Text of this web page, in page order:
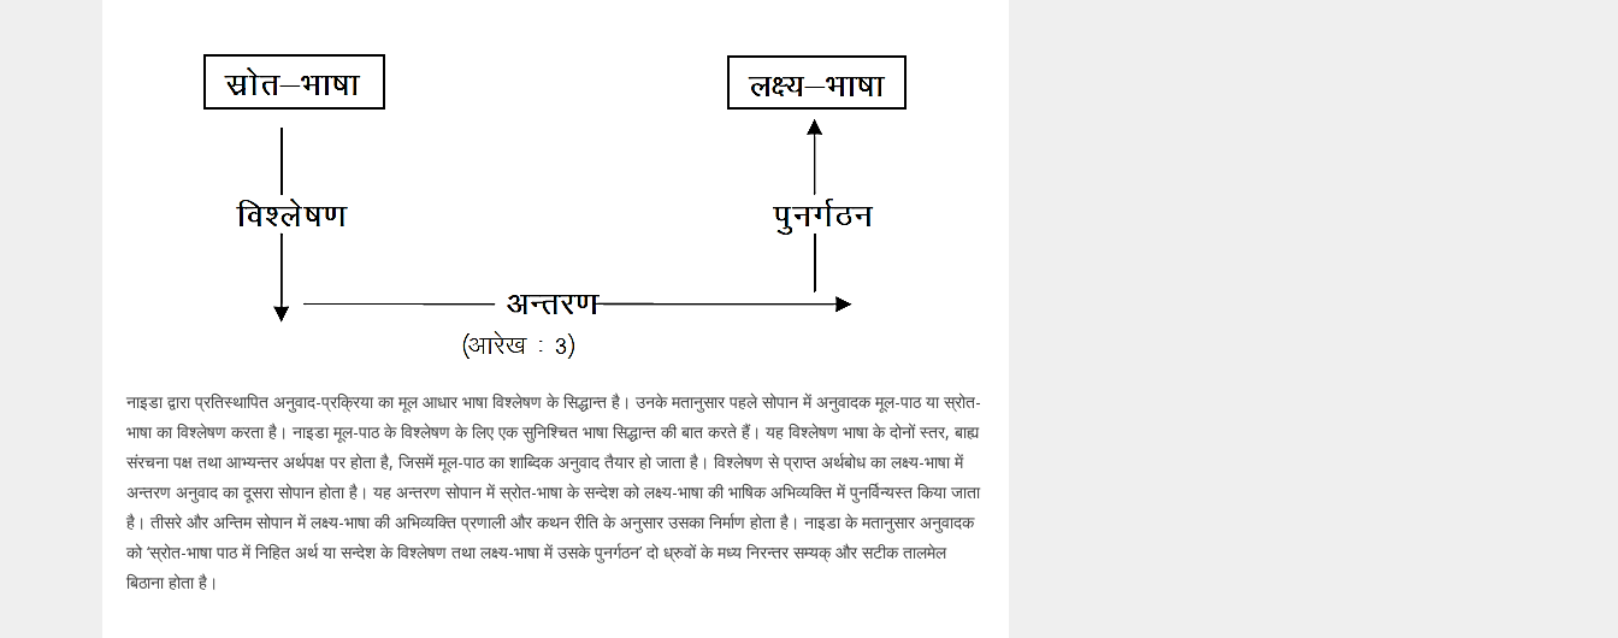
नाइडा द्वारा प्रतिस्थापित अनुवाद-प्रक्रिया का मूल आधार भाषा विश्लेषण के सिद्धान्त है। उनके मतानुसार पहले सोपान में अनुवादक मूल-पाठ या स्रोत-
भाषा का विश्लेषण करता है। नाइडा मूल-पाठ के विश्लेषण के लिए एक सुनिश्चित भाषा सिद्धान्त की बात करते हैं। यह विश्लेषण भाषा के दोनों स्तर, बाह्य
संरचना पक्ष तथा आभ्यन्तर अर्थपक्ष पर होता है, जिसमें मूल-पाठ का शाब्दिक अनुवाद तैयार हो जाता है। विश्लेषण से प्राप्त अर्थबोध का लक्ष्य-भाषा में
अन्तरण अनुवाद का दूसरा सोपान होता है। यह अन्तरण सोपान में स्रोत-भाषा के सन्देश को लक्ष्य-भाषा की भाषिक अभिव्यक्ति में पुनर्विन्यस्त किया जाता
है। तीसरे और अन्तिम सोपान में लक्ष्य-भाषा की अभिव्यक्ति प्रणाली और कथन रीति के अनुसार उसका निर्माण होता है। नाइडा के मतानुसार अनुवादक
को ‘स्रोत-भाषा पाठ में निहित अर्थ या सन्देश के विश्लेषण तथा लक्ष्य-भाषा में उसके पुनर्गठन’ दो ध्रुवों के मध्य निरन्तर सम्यक् और सटीक तालमेल
बिठाना होता है।